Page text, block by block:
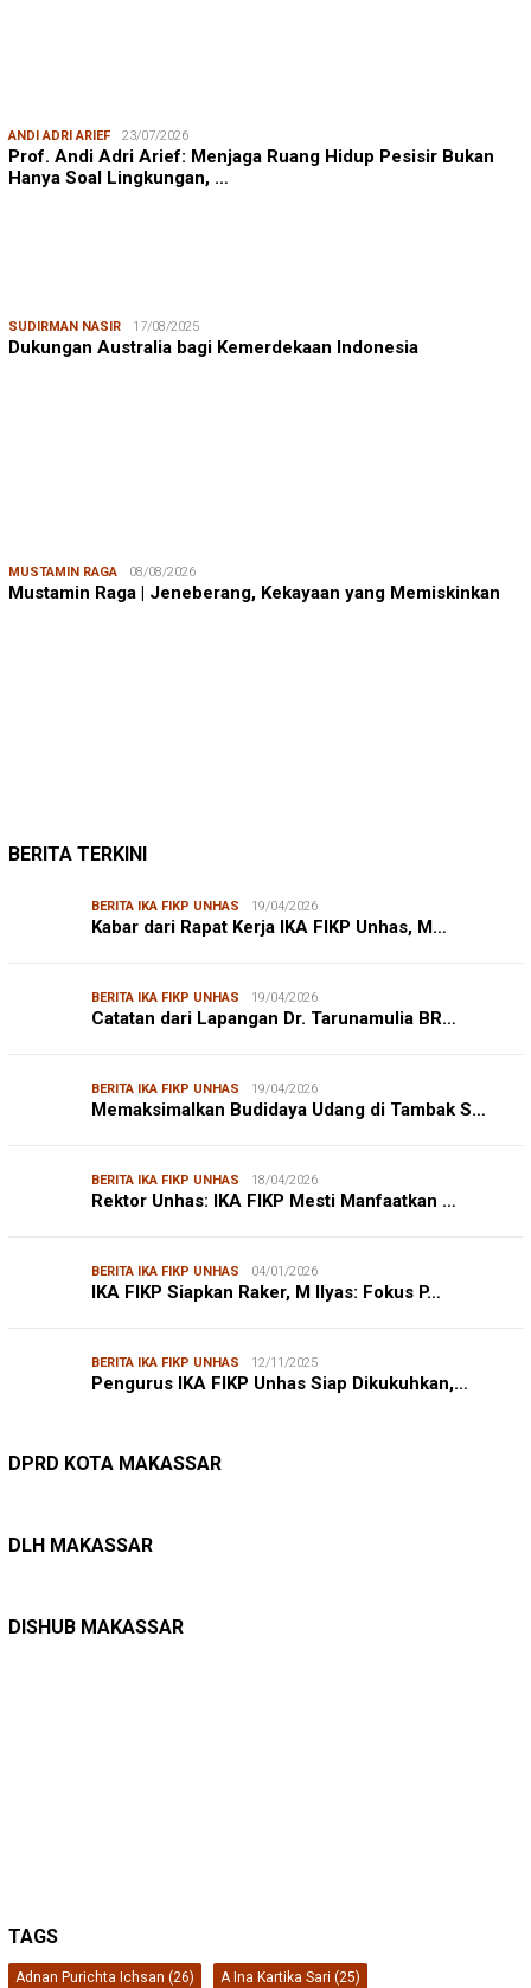
ANDI ADRI ARIEF 23/07/2026
Prof. Andi Adri Arief: Menjaga Ruang Hidup Pesisir Bukan
Hanya Soal Lingkungan, …
SUDIRMAN NASIR 17/08/2025
Dukungan Australia bagi Kemerdekaan Indonesia
MUSTAMIN RAGA 08/08/2026
Mustamin Raga | Jeneberang, Kekayaan yang Memiskinkan
BERITA TERKINI
BERITA IKA FIKP UNHAS 19/04/2026
Kabar dari Rapat Kerja IKA FIKP Unhas, M…
BERITA IKA FIKP UNHAS 19/04/2026
Catatan dari Lapangan Dr. Tarunamulia BR…
BERITA IKA FIKP UNHAS 19/04/2026
Memaksimalkan Budidaya Udang di Tambak S…
BERITA IKA FIKP UNHAS 18/04/2026
Rektor Unhas: IKA FIKP Mesti Manfaatkan …
BERITA IKA FIKP UNHAS 04/01/2026
IKA FIKP Siapkan Raker, M Ilyas: Fokus P…
BERITA IKA FIKP UNHAS 12/11/2025
Pengurus IKA FIKP Unhas Siap Dikukuhkan,…
DPRD KOTA MAKASSAR
Kepuasan Publik Tinggi, Andi Makmur Nila…
DLH MAKASSAR
Belanja Pemerintah Bisa Menyelamatkan Hu…
DISHUB MAKASSAR
Pete-pete Laut Makassar Siap Beroperasi …
TAGS
Adnan Purichta Ichsan (26) A Ina Kartika Sari (25)